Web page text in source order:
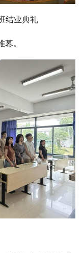
结业典礼
。